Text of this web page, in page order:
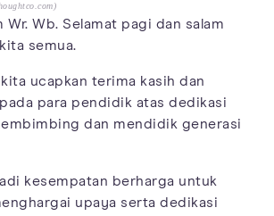
Wr. Wb. Selamat pagi dan salam
semua.
ucapkan terima kasih dan
para pendidik atas dedikasi
dan mendidik generasi
kesempatan berharga untuk
upaya serta dedikasi